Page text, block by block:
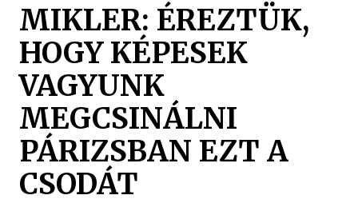
MIKLER: ÉREZTÜK,
HOGY KÉPESEK
VAGYUNK
MEGCSINÁLNI
PÁRIZSBAN EZT A
CSODÁT